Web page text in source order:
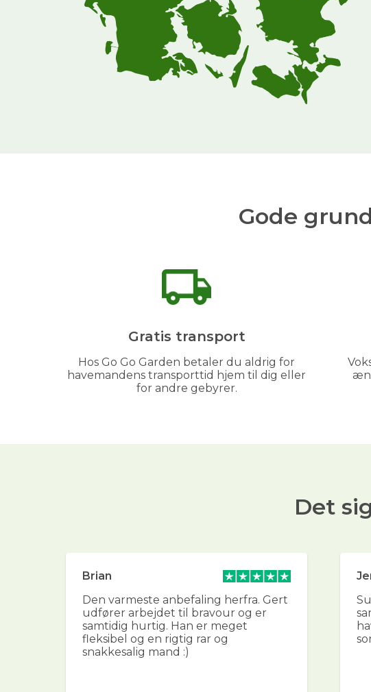
Gode
Gratis transport
Hos Go Go Garden betaler du aldrig for
havemandens transporttid hjem til dig eller
for andre gebyrer.
Det
Brian
Den varmeste anbefaling herfra. Gert
udfører arbejdet til bravour og er
samtidig hurtig. Han er meget
fleksibel og en rigtig rar og
snakkesalig mand :)